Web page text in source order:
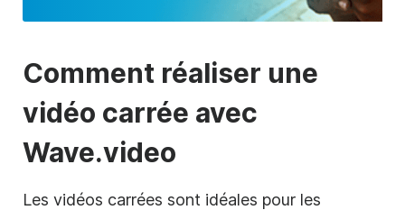
Comment réaliser une
vidéo carrée avec
Wave.video
Les vidéos carrées sont idéales pour les